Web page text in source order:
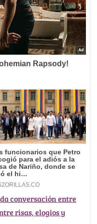
conversación entre
risas, elogios y